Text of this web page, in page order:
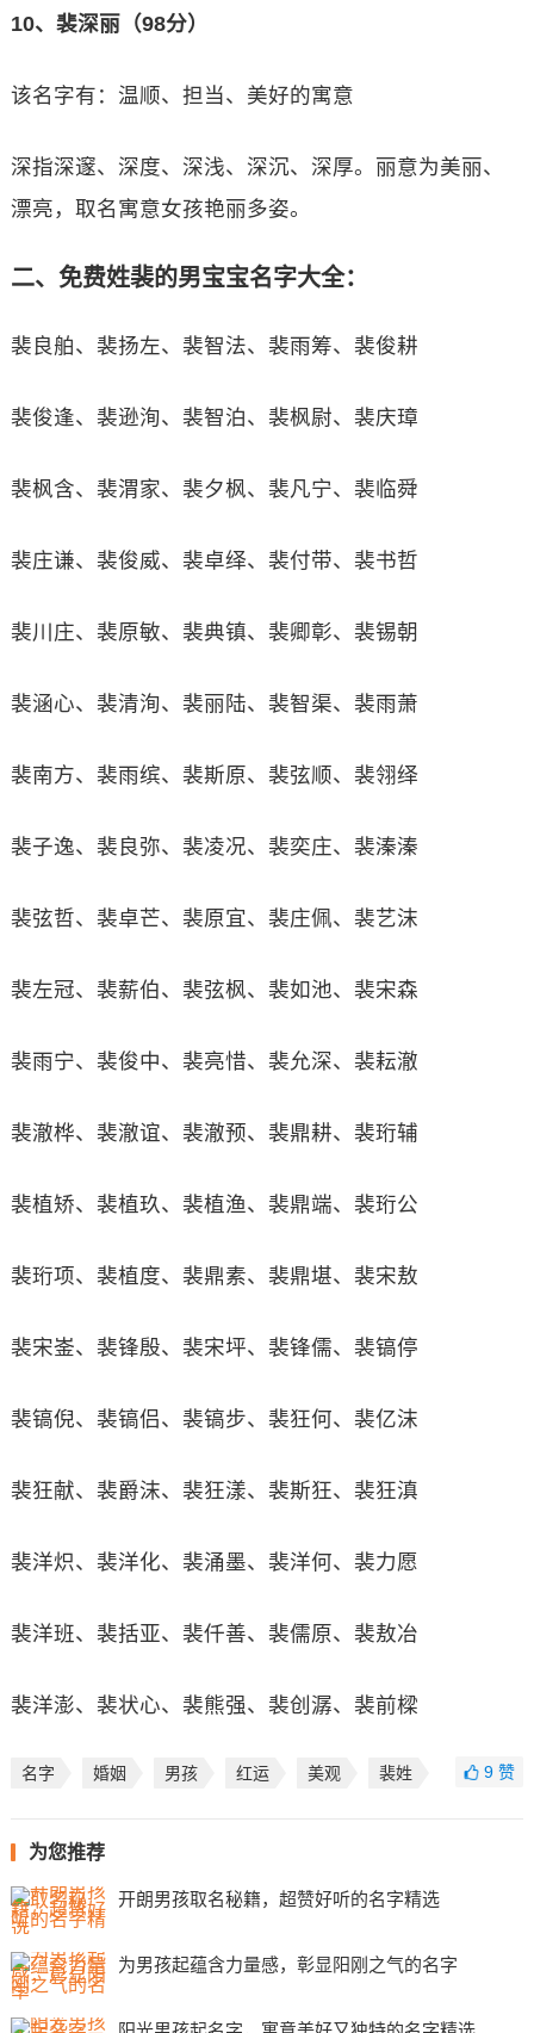
10、裴深丽（98分）
该名字有：温顺、担当、美好的寓意
深指深邃、深度、深浅、深沉、深厚。丽意为美丽、
漂亮，取名寓意女孩艳丽多姿。
二、免费姓裴的男宝宝名字大全：
裴良舶、裴扬左、裴智法、裴雨筹、裴俊耕
裴俊逢、裴逊洵、裴智泊、裴枫尉、裴庆璋
裴枫含、裴渭家、裴夕枫、裴凡宁、裴临舜
裴庄谦、裴俊威、裴卓绎、裴付带、裴书哲
裴川庄、裴原敏、裴典镇、裴卿彰、裴锡朝
裴涵心、裴清洵、裴丽陆、裴智渠、裴雨萧
裴南方、裴雨缤、裴斯原、裴弦顺、裴翎绎
裴子逸、裴良弥、裴凌况、裴奕庄、裴溱溱
裴弦哲、裴卓芒、裴原宜、裴庄佩、裴艺沫
裴左冠、裴薪伯、裴弦枫、裴如池、裴宋森
裴雨宁、裴俊中、裴亮惜、裴允深、裴耘澈
裴澈桦、裴澈谊、裴澈预、裴鼎耕、裴珩辅
裴植矫、裴植玖、裴植渔、裴鼎端、裴珩公
裴珩项、裴植度、裴鼎素、裴鼎堪、裴宋敖
裴宋崟、裴锋殷、裴宋坪、裴锋儒、裴镐停
裴镐倪、裴镐侣、裴镐步、裴狂何、裴亿沫
裴狂献、裴爵沫、裴狂漾、裴斯狂、裴狂滇
裴洋炽、裴洋化、裴涌墨、裴洋何、裴力愿
裴洋班、裴括亚、裴仟善、裴儒原、裴敖冶
裴洋澎、裴状心、裴熊强、裴创潺、裴前樑
名字 婚姻 男孩 红运 美观 裴姓 9赞
为您推荐
开朗男孩取名秘籍，超赞好听的名字精选
为男孩起蕴含力量感，彰显阳刚之气的名字